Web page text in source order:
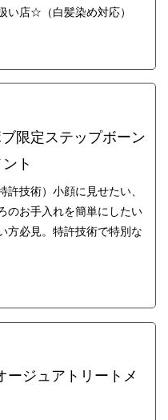
い店☆（白髪染め対応）
限定ステップボーン
ト
許技術）小顔に見せたい、
のお手入れを簡単にしたい
方必見。特許技術で特別な
ージュアトリートメ